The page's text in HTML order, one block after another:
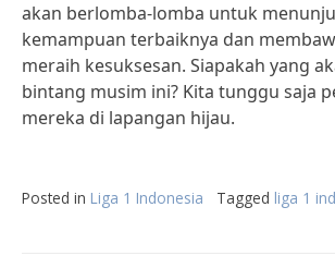
akan berlomba-lomba untuk
kemampuan terbaiknya dan
meraih kesuksesan. Siapakah yang
bintang musim ini? Kita tunggu saja
mereka di lapangan hijau.
Posted in Liga 1 Indonesia Tagged liga 1